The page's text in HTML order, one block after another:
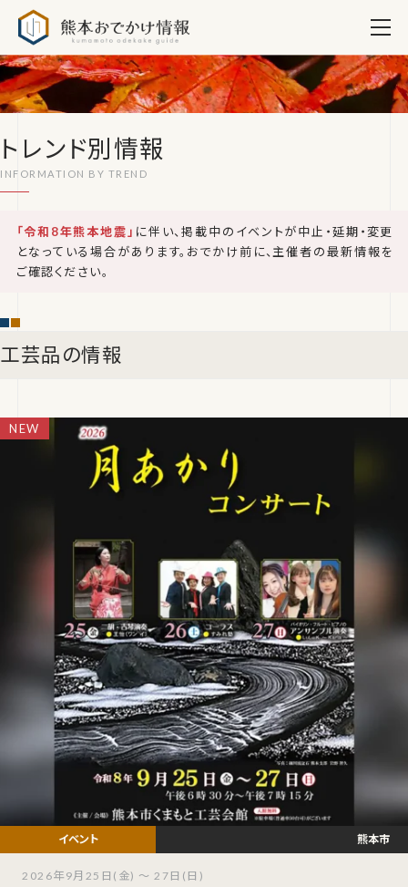
トレンド別情報
「令和8年熊本地震」 に伴い、掲載中のイベントが中止・延期・変更
となっている場合があります。おでかけ前に、主催者の最新情報を
ご確認ください。
工芸品の情報
熊本市
2026年9月25日(金) ～ 27日(日)